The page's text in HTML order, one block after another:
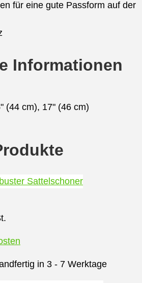
für eine gute Passform auf der
Informationen
(44 cm), 17" (46 cm)
in 3 - 7 Werktage